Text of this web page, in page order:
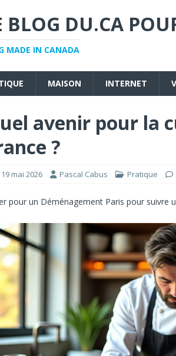
BLOG DU.CA
MADE IN CANADA
MAISON INTERNET
avenir pour la
?
19 mai 2026 Pascal Cabus Pratique
pour un Déménagement Paris pour suivre